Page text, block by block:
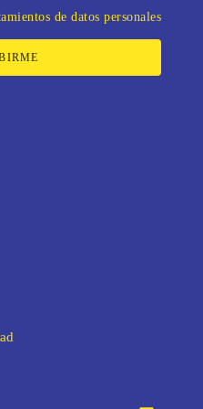
de datos personales